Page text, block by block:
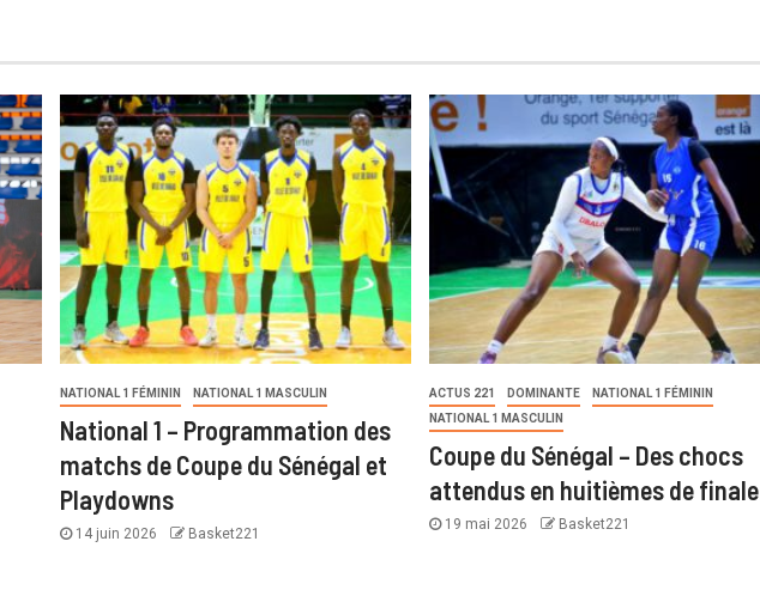
NATIONAL 1 FÉMININ NATIONAL 1 MASCULIN
National 1 – Programmation des
matchs de Coupe du Sénégal et
Playdowns
14 juin 2026 Basket221
ACTUS 221 DOMINANTE
NATIONAL 1 FÉMININ
NATIONAL 1 MASCULIN
Coupe du Sénégal – Des chocs
attendus en huitièmes de finale
19 mai 2026 Basket221